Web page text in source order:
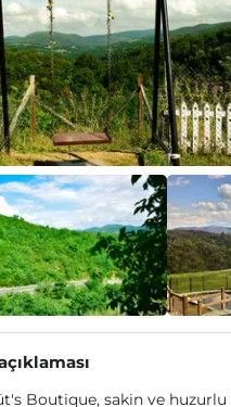
Boutique, sakin ve huzurlu